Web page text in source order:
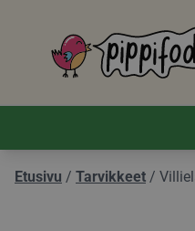
Pippifoder logo
Etusivu / Tarvikkeet /